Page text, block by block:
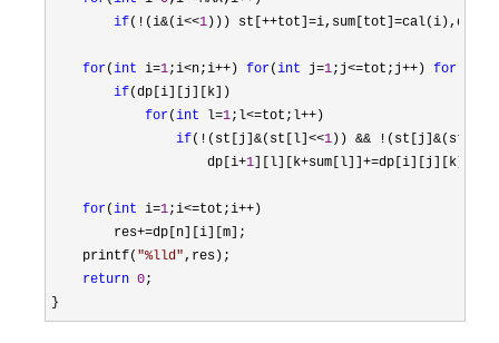
if(!(i&(i<<1 ))) st[++tot]=i,sum[tot]=cal(i),dp[
for(int i=1;i<n;i++) for(int j=1;j<=tot;j++) for
if(dp[i][j][k])
for(int l=1;l<=tot;l++ )
if(!(st[j]&(st[l]<<1 )) &&
                    dp[i
+1 ][l][k+sum[l]]+=dp[i][j][k];
for(int i=1;i<=tot;i++ )
        res
+=dp[n][i][m];
    printf(
"%lld",res);
return 0;
}